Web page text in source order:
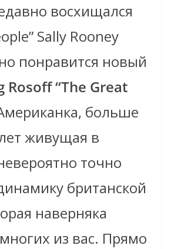
восхищался
Sally Rooney
понравится новый
Rosoff “The Great
больше
живущая в
точно
британской
наверняка
из вас. Прямо